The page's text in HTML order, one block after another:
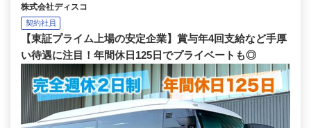
株式会社ディスコ
契約社員
【東証プライム上場の安定企業】賞与年4回支給など手厚
い待遇に注目！年間休日125日でプライベートも◎